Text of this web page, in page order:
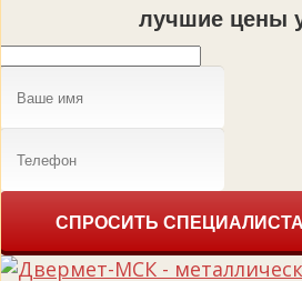
лучшие цены
СПРОСИТЬ СПЕЦИАЛИСТА